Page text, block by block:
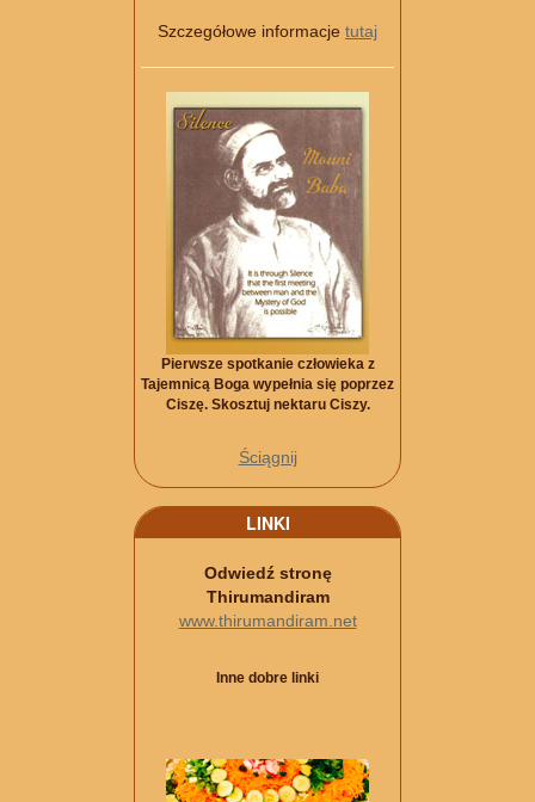
Szczegółowe informacje tutaj
Pierwsze spotkanie człowieka z
Tajemnicą Boga wypełnia się poprzez
Ciszę. Skosztuj nektaru Ciszy.
Ściągnij
LINKI
Odwiedź stronę
Thirumandiram
www.thirumandiram.net
Inne dobre linki